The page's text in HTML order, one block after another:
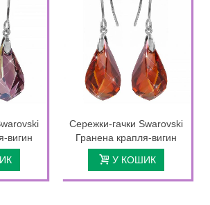
вигин
Сережки-гачки Swarovski
Гранена крапля-вигин
У КОШИК